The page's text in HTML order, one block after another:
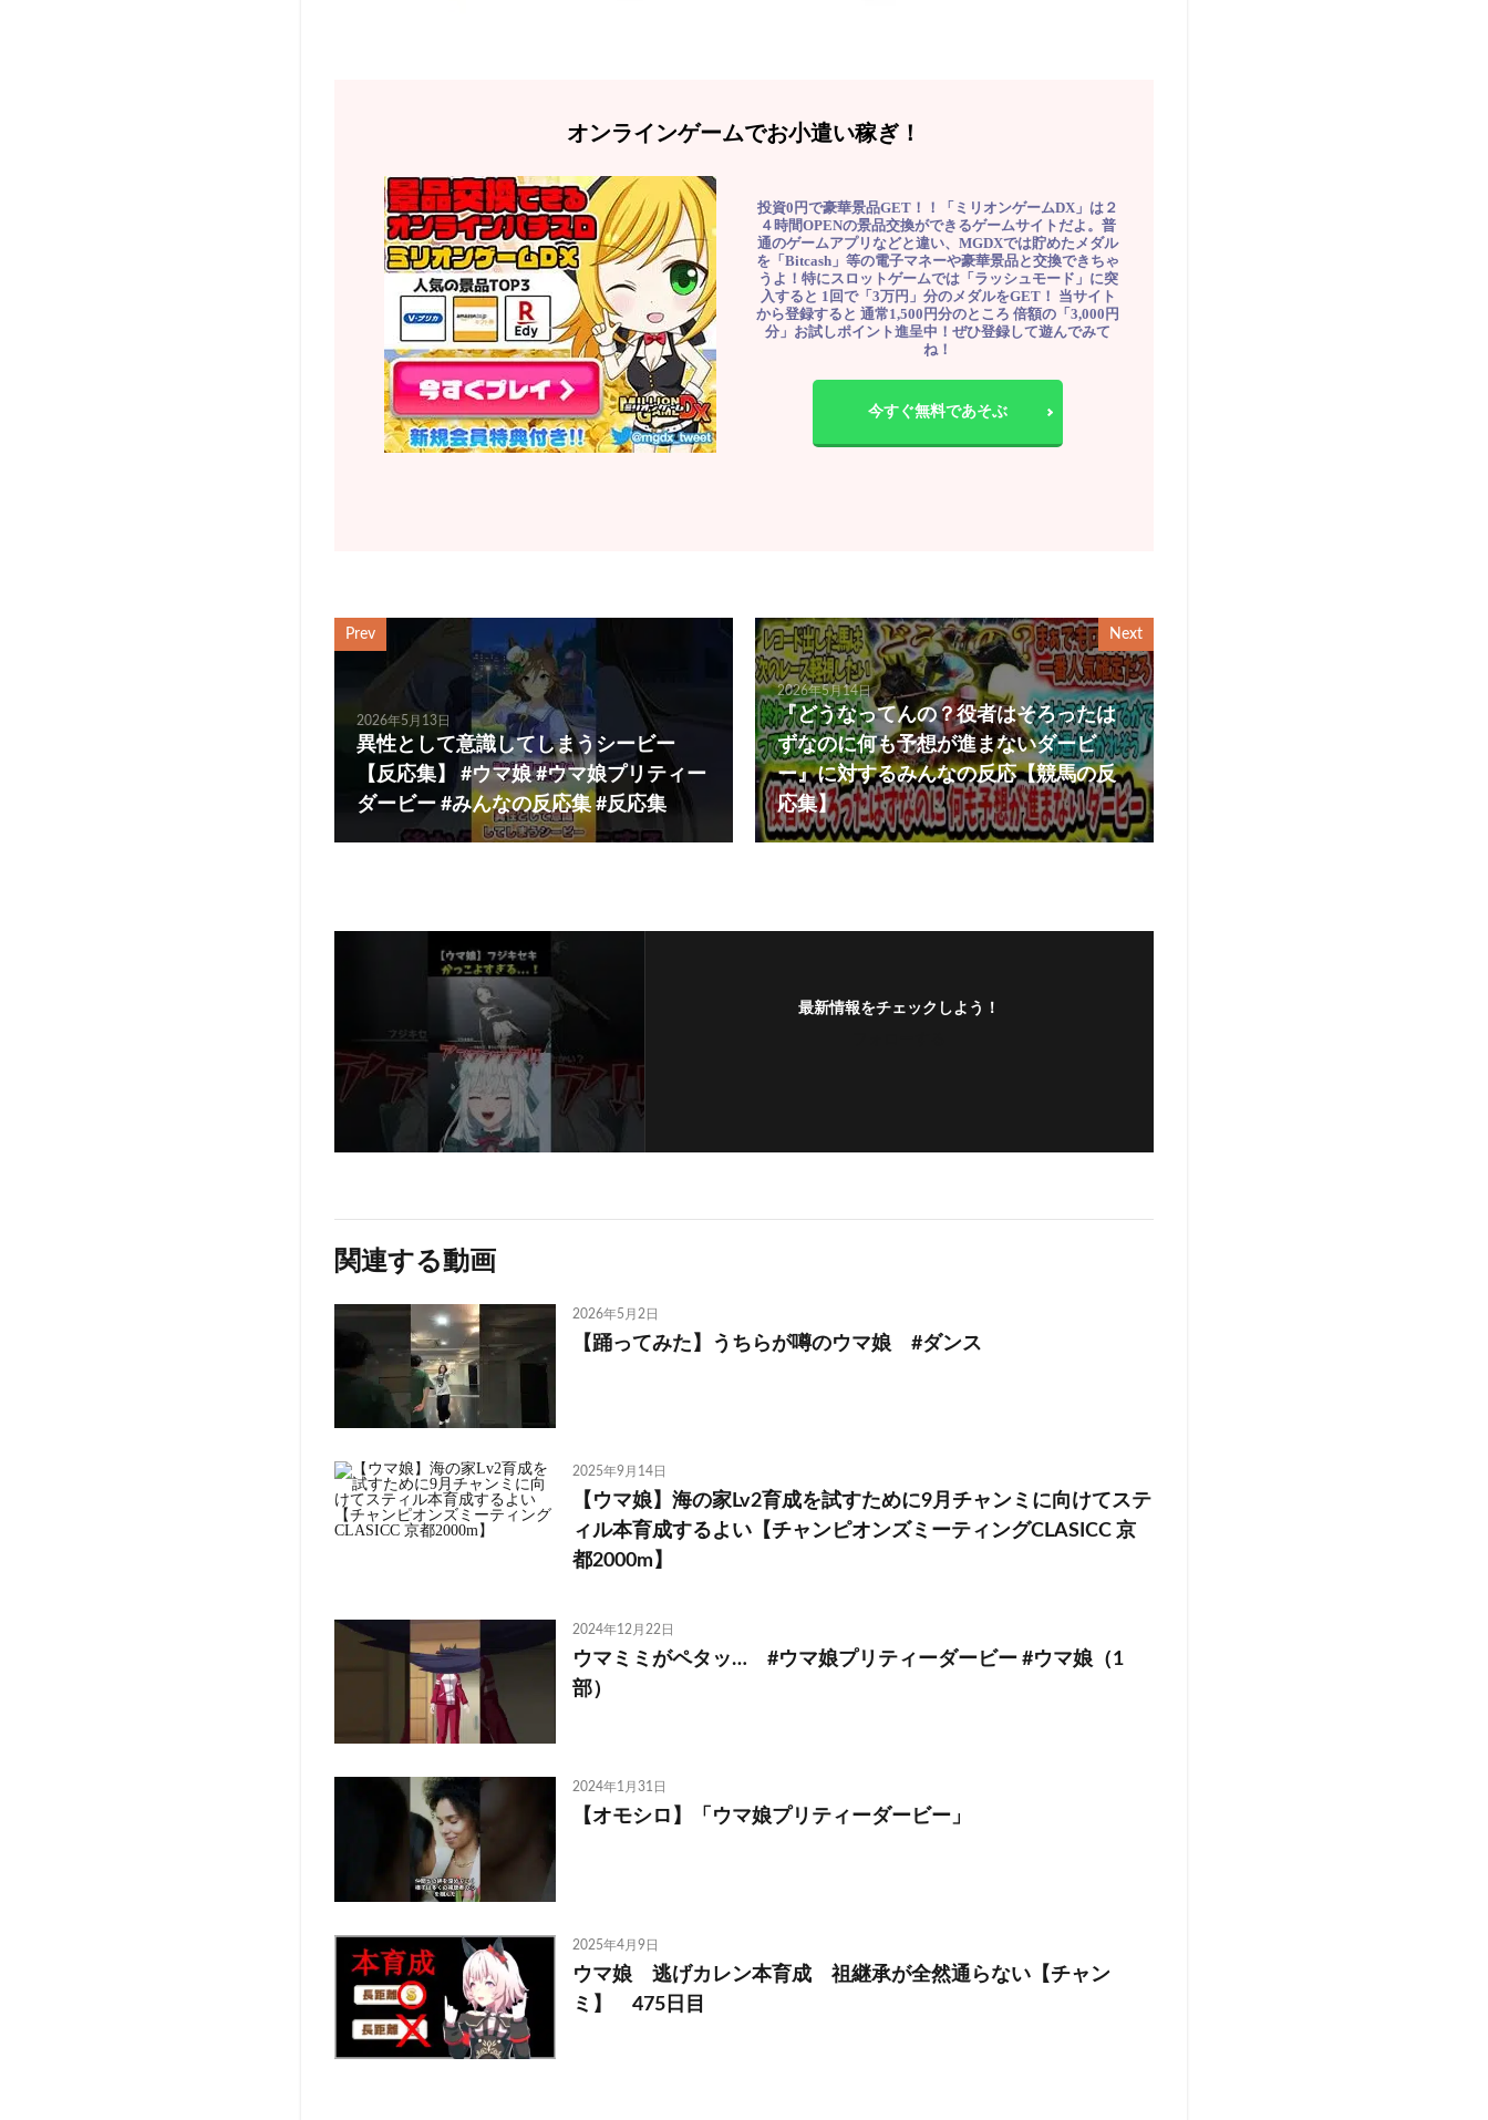
オンラインゲームでお小遣い稼ぎ！
投資0円で豪華景品GET！！「ミリオンゲームDX」は２
４時間OPENの景品交換ができるゲームサイトだよ。普
通のゲームアプリなどと違い、MGDXでは貯めたメダル
を「Bitcash」等の電子マネーや豪華景品と交換できちゃ
うよ！特にスロットゲームでは「ラッシュモード」に突
入すると 1回で「3万円」分のメダルをGET！ 当サイト
から登録すると 通常1,500円分のところ 倍額の「3,000円
分」お試しポイント進呈中！ぜひ登録して遊んでみて
ね！
今すぐ無料であそぶ
Prev
2026年5月13日
異性として意識してしまうシービー
【反応集】 #ウマ娘 #ウマ娘プリティー
ダービー #みんなの反応集 #反応集
Next
2026年5月14日
『どうなってんの？役者はそろったは
ずなのに何も予想が進まないダービ
ー』に対するみんなの反応【競馬の反
応集】
最新情報をチェックしよう！
関連する動画
2026年5月2日
【踊ってみた】うちらが噂のウマ娘 #ダンス
2025年9月14日
【ウマ娘】海の家Lv2育成を試すために9月チャンミに向けてステ
ィル本育成するよい【チャンピオンズミーティングCLASICC 京
都2000m】
2024年12月22日
ウマミミがペタッ… #ウマ娘プリティーダービー #ウマ娘（1
部）
2024年1月31日
【オモシロ】「ウマ娘プリティーダービー」
2025年4月9日
ウマ娘 逃げカレン本育成 祖継承が全然通らない【チャン
ミ】 475日目